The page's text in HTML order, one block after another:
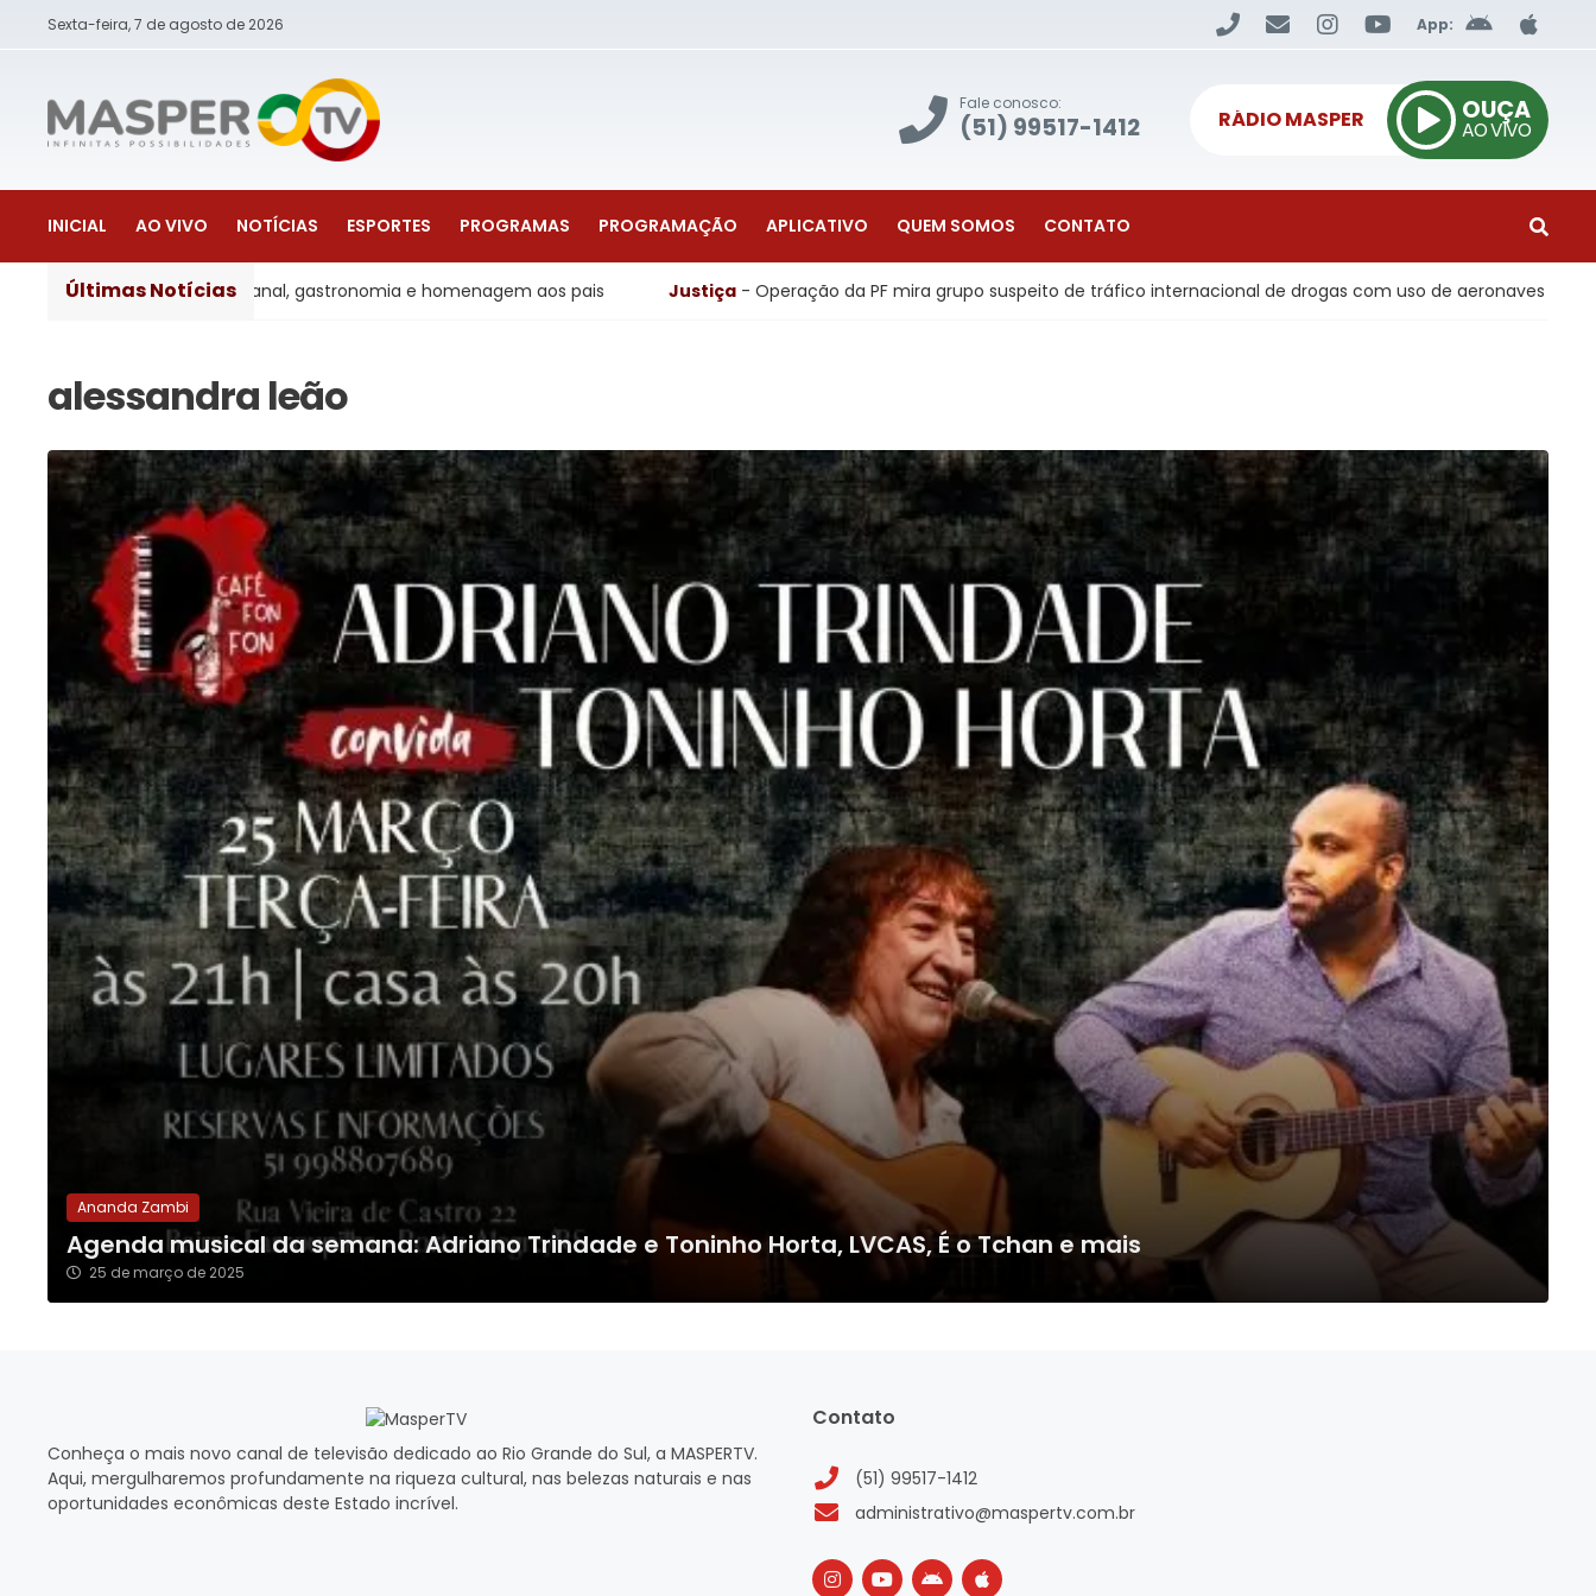
Sexta-feira, 7 de agosto de 2026 App:
Fale conosco:
(51) 99517-1412 RÁDIO MASPER OUÇA
AO VIVO
INICIAL AO VIVO NOTÍCIAS ESPORTES PROGRAMAS PROGRAMAÇÃO APLICATIVO QUEM SOMOS CONTATO
Últimas Notícias
artesanal, gastronomia e homenagem aos pais Justiça- Operação da PF mira grupo suspeito de tráfico internacional de drogas com uso de aeronaves Economia-
Ananda Zambi
Agenda musical da semana: Adriano Trindade e Toninho Horta, LVCAS, É o Tchan e mais
25 de março de 2025
Conheça o mais novo canal de televisão dedicado ao Rio Grande do Sul, a MASPERTV.
Aqui, mergulharemos profundamente na riqueza cultural, nas belezas naturais e nas
oportunidades econômicas deste Estado incrível.
Contato
(51) 99517-1412
administrativo@maspertv.com.br